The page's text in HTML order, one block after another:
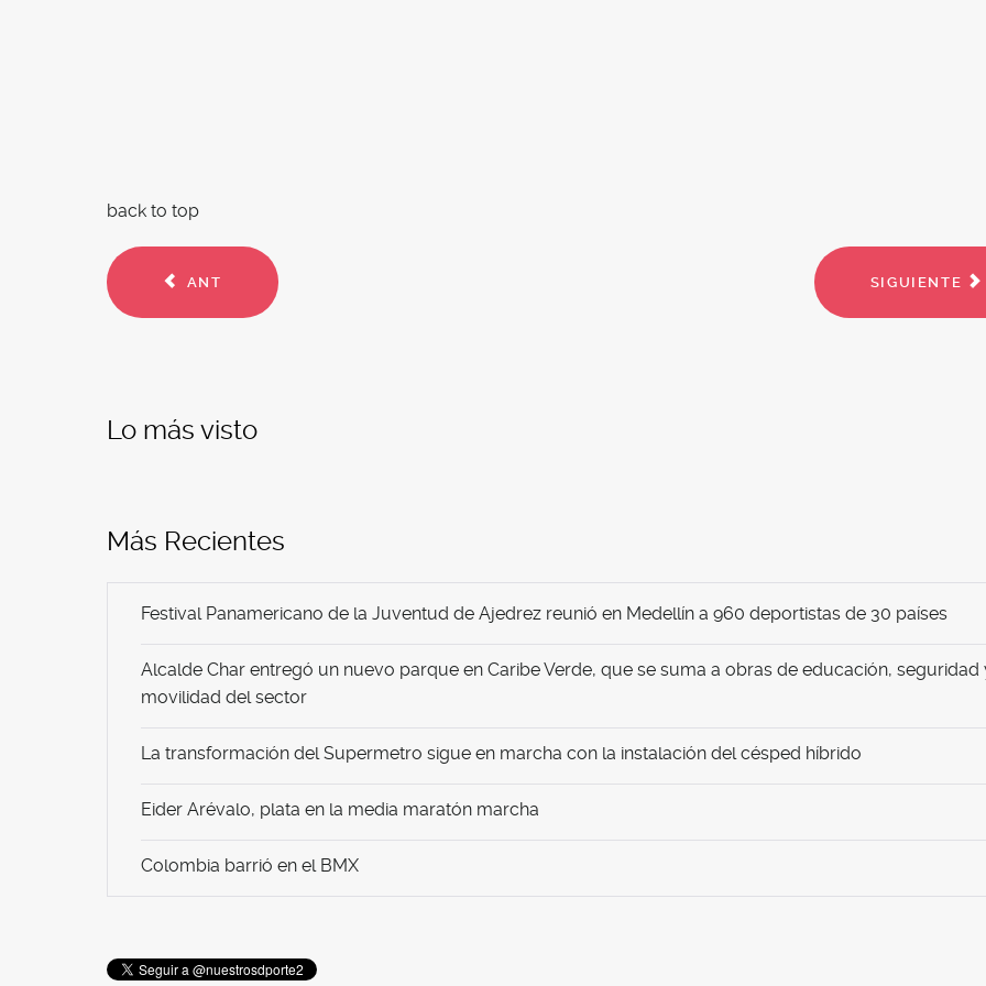
back to top
ANT SIGUIENTE
Lo más visto
Más Recientes
Festival Panamericano de la Juventud de Ajedrez reunió en Medellín a 960 deportistas de 30 países
Alcalde Char entregó un nuevo parque en Caribe Verde, que se suma a obras de educación, seguridad
movilidad del sector
La transformación del Supermetro sigue en marcha con la instalación del césped híbrido
Eider Arévalo, plata en la media maratón marcha
Colombia barrió en el BMX